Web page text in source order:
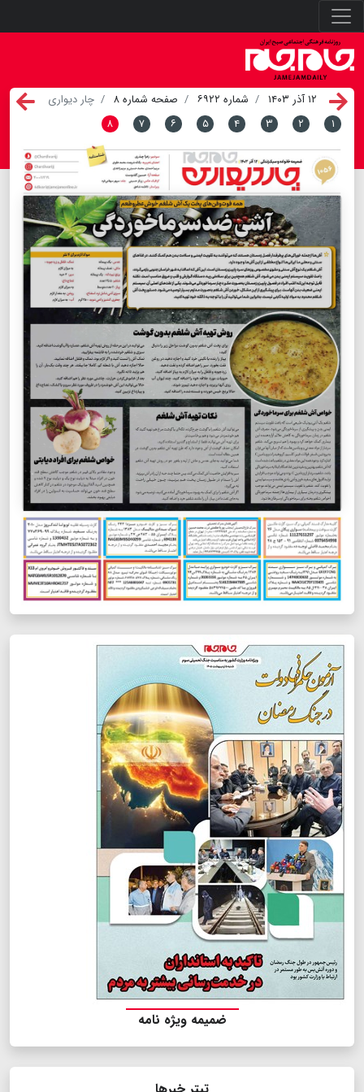
۱۲ آذر ۱۴۰۳ شماره ۶۹۲۲ صفحه شماره ۸
چار دیواری
۱
۲ ۳ ۴ ۵ ۶ ۷ ۸
ضمیمه ویژه نامه